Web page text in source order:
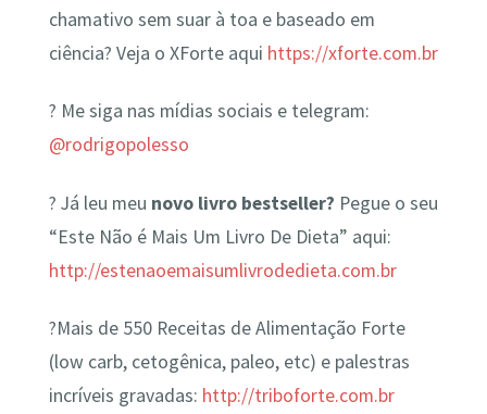
chamativo sem suar à toa e baseado em
ciência? Veja o XForte aqui https://xforte.com.br
? Me siga nas mídias sociais e telegram:
@rodrigopolesso
? Já leu meu novo livro bestseller? Pegue o seu
“Este Não é Mais Um Livro De Dieta” aqui:
http://estenaoemaisumlivrodedieta.com.br
?Mais de 550 Receitas de Alimentação Forte
(low carb, cetogênica, paleo, etc) e palestras
incríveis gravadas: http://triboforte.com.br